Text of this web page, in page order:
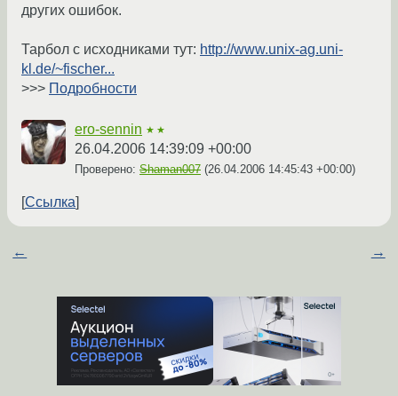
других ошибок.
Тарбол с исходниками тут: http://www.unix-ag.uni-
kl.de/~fischer...
>>> Подробности
ero-sennin ★★
26.04.2006 14:39:09 +00:00
Проверено: Shaman007 (26.04.2006 14:45:43 +00:00)
Ссылка
← →